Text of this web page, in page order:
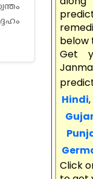
below
Get
Hindi,
Click